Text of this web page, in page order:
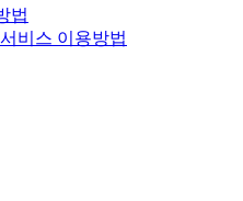
법
비스 이용방법